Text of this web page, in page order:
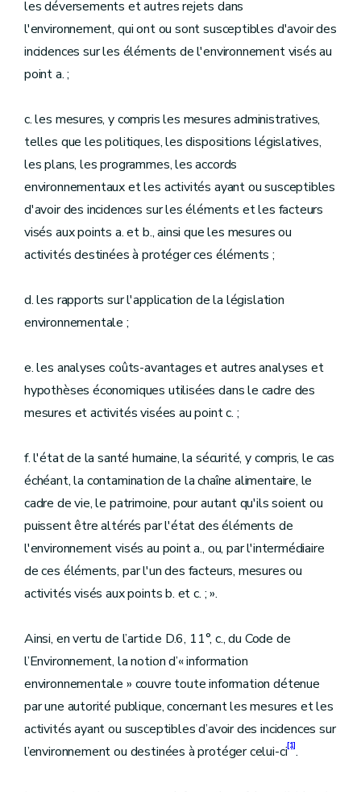
les déversements et autres rejets dans
l'environnement, qui ont ou sont susceptibles d'avoir des
incidences sur les éléments de l'environnement visés au
point a. ;
c. les mesures, y compris les mesures administratives,
telles que les politiques, les dispositions législatives,
les plans, les programmes, les accords
environnementaux et les activités ayant ou susceptibles
d'avoir des incidences sur les éléments et les facteurs
visés aux points a. et b., ainsi que les mesures ou
activités destinées à protéger ces éléments ;
d. les rapports sur l'application de la législation
environnementale ;
e. les analyses coûts-avantages et autres analyses et
hypothèses économiques utilisées dans le cadre des
mesures et activités visées au point c. ;
f. l'état de la santé humaine, la sécurité, y compris, le cas
échéant, la contamination de la chaîne alimentaire, le
cadre de vie, le patrimoine, pour autant qu'ils soient ou
puissent être altérés par l'état des éléments de
l'environnement visés au point a., ou, par l'intermédiaire
de ces éléments, par l'un des facteurs, mesures ou
activités visés aux points b. et c. ; ».
Ainsi, en vertu de l’article D.6, 11°, c., du Code de
l’Environnement, la notion d’« information
environnementale » couvre toute information détenue
par une autorité publique, concernant les mesures et les
activités ayant ou susceptibles d’avoir des incidences sur
l’environnement ou destinées à protéger celui-ci[1].